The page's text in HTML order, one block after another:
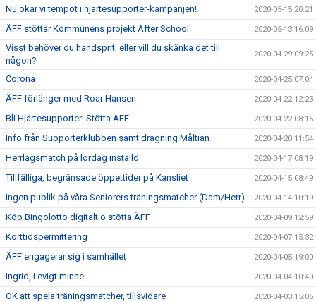
Nu ökar vi tempot i hjärtesupporter-kampanjen! 2020-05-15 20:21
ÄFF stöttar Kommunens projekt After School 2020-05-13 16:09
Visst behöver du handsprit, eller vill du skänka det till
någon?
2020-04-29 09:25
Corona 2020-04-25 07:04
ÄFF förlänger med Roar Hansen 2020-04-22 12:23
Bli Hjärtesupporter! Stötta ÄFF 2020-04-22 08:15
Info från Supporterklubben samt dragning Måltian 2020-04-20 11:54
Herrlagsmatch på lördag inställd 2020-04-17 08:19
Tillfälliga, begränsade öppettider på Kansliet 2020-04-15 08:49
Ingen publik på våra Seniorers träningsmatcher (Dam/Herr) 2020-04-14 10:19
Köp Bingolotto digitalt o stötta ÄFF 2020-04-09 12:59
Korttidspermittering 2020-04-07 15:32
ÄFF engagerar sig i samhället 2020-04-05 19:00
Ingrid, i evigt minne 2020-04-04 10:40
OK att spela träningsmatcher, tillsvidare 2020-04-03 15:05